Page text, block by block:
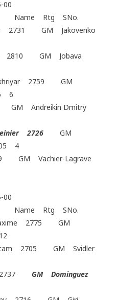
00
Name Rtg SNo.
2731 GM Jakovenko
2810 GM Jobava
2759 GM
6
Andreikin Dmitry
2726
GM
4
GM Vachier-Lagrave
00
Name Rtg SNo.
2775 GM
2705 GM Svidler
2737 GM Dominguez